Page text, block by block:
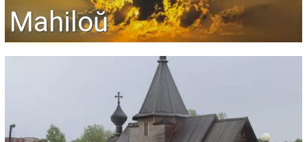
Mahiloŭ